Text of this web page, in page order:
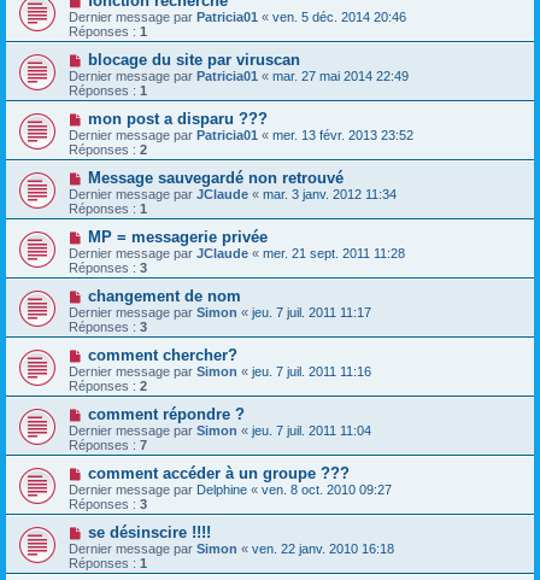
Dernier message par Patricia01 « ven. 5 déc. 2014 20:46
Réponses : 1
blocage du site par viruscan
Dernier message par Patricia01 « mar. 27 mai 2014 22:49
Réponses : 1
mon post a disparu ???
Dernier message par Patricia01 « mer. 13 févr. 2013 23:52
Réponses : 2
Message sauvegardé non retrouvé
Dernier message par JClaude « mar. 3 janv. 2012 11:34
Réponses : 1
MP = messagerie privée
Dernier message par JClaude « mer. 21 sept. 2011 11:28
Réponses : 3
changement de nom
Dernier message par Simon « jeu. 7 juil. 2011 11:17
Réponses : 3
comment chercher?
Dernier message par Simon « jeu. 7 juil. 2011 11:16
Réponses : 2
comment répondre ?
Dernier message par Simon « jeu. 7 juil. 2011 11:04
Réponses : 7
comment accéder à un groupe ???
Dernier message par Delphine « ven. 8 oct. 2010 09:27
Réponses : 3
se désinscire !!!!
Dernier message par Simon « ven. 22 janv. 2010 16:18
Réponses : 1